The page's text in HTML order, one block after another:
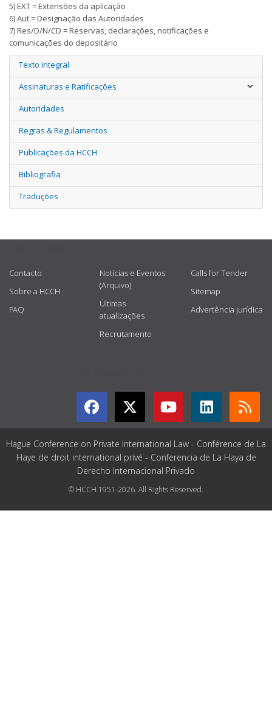
5) EXT = Extensões da aplicação
6) Aut = Designação das Autoridades
7) Res/D/N/CD = Reservas, declarações, notificações e
comunicações do depositário
Texto integral
Assinaturas e Ratificações
Autoridades
Regras & Regulamentos
Publicações da HCCH
Bibliografia
Traduções
Contacto
Sobre a HCCH
FAQ
Notícias e Eventos
(Arquivo)
Últimas
atualizações
Recrutamento
Calls for Tender
Sitemap
Advertência jurídica
Hague Conference on Private International Law - Conférence de La
Haye de droit international privé - Conferencia de La Haya de
Derecho Internacional Privado
© HCCH 1951-2026. All Rights Reserved.